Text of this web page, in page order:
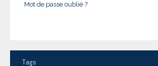
Mot de passe oublié ?
Tags